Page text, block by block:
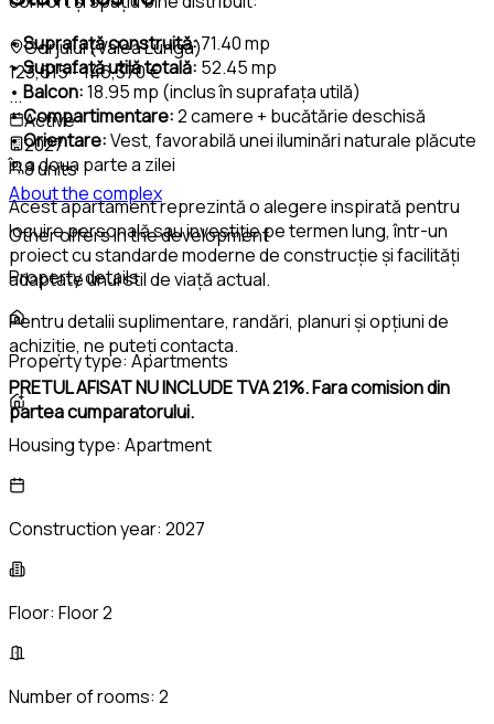
•Suprafață construită:71.40 mp
•Suprafață utilă totală: 52.45 mp
• Balcon:18.95 mp (inclus în suprafața utilă)
•Compartimentare:2 camere + bucătărie deschisă
•Orientare:Vest, favorabilă unei iluminări naturale plăcute
în a doua parte a zilei
Acest apartament reprezintă o alegere inspirată pentru
locuire personală sau investiție pe termen lung, într-un
proiect cu standarde moderne de construcție și facilități
adaptate unui stil de viață actual.
Pentru detalii suplimentare, randări, planuri și opțiuni de
achiziție, ne puteți contacta.
PRETUL AFISAT NU INCLUDE TVA 21%. Fara comision din
partea cumparatorului.
Gorjului (Valea Lunga)
123,615 - 146,370 €
...
Active
2027
8 units
About the complex
Other offers in the development
Property details
Property type: Apartments
Housing type: Apartment
Construction year: 2027
Floor: Floor 2
Number of rooms: 2